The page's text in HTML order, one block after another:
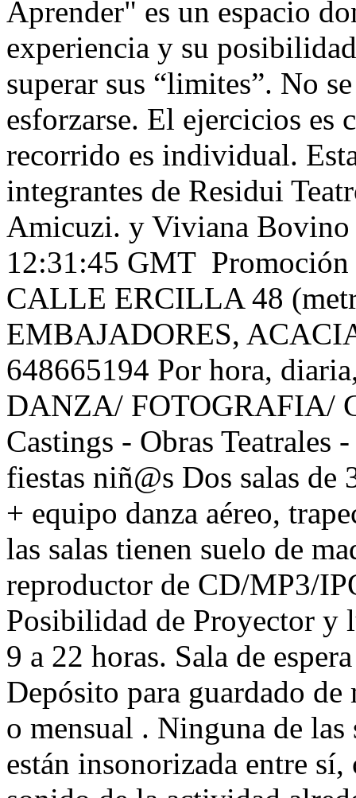
Aprender" es un espacio
experiencia y su
superar sus “limites”. No
esforzarse. El ejercicios es
recorrido es individual.
integrantes de Residui
Amicuzi. y Viviana
12:31:45 GMT Promoción
CALLE ERCILLA 48
EMBAJADORES,
648665194 Por hora,
DANZA/ FOTOGRAFIA/
Castings - Obras Teatrales
fiestas niñ@s Dos salas de
+ equipo danza aéreo,
las salas tienen suelo de
reproductor de CD/MP3/
Posibilidad de Proyector y
9 a 22 horas. Sala de
Depósito para guardado
o mensual . Ninguna de las
están insonorizada entre